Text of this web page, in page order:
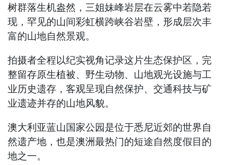
树群落生机盎然，三姐妹峰岩层在云雾中若隐若
现，罕见的山间彩虹横跨峡谷岩壁，形成层次丰
富的山地自然景观。
拍摄者全程以纪实视角记录这片生态保护区，完
整留存原生植被、野生动物、山地观光设施与工
业历史遗存，客观呈现自然保护、交通科技与矿
业遗迹并存的山地风貌。
澳大利亚蓝山国家公园是位于悉尼近郊的世界自
然遗产地，也是澳洲最热门的短途自然度假目的
地之一。